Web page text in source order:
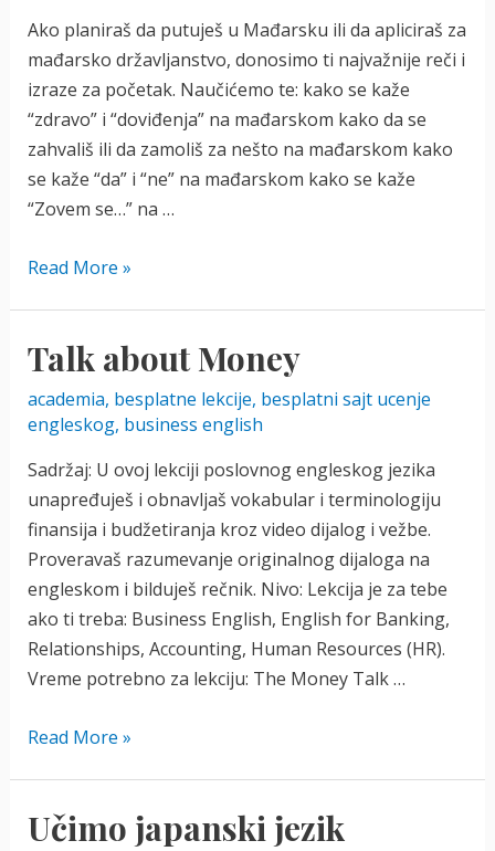
Ako planiraš da putuješ u Mađarsku ili da apliciraš za
mađarsko državljanstvo, donosimo ti najvažnije reči i
izraze za početak. Naučićemo te: kako se kaže
“zdravo” i “doviđenja” na mađarskom kako da se
zahvališ ili da zamoliš za nešto na mađarskom kako
se kaže “da” i “ne” na mađarskom kako se kaže
“Zovem se…” na …
Mađarski:
i
Read More »
Talk about Money
academia, besplatne lekcije, besplatni sajt ucenje
engleskog, business english
Sadržaj: U ovoj lekciji poslovnog engleskog jezika
unapređuješ i obnavljaš vokabular i terminologiju
finansija i budžetiranja kroz video dijalog i vežbe.
Proveravaš razumevanje originalnog dijaloga na
engleskom i bilduješ rečnik. Nivo: Lekcija je za tebe
ako ti treba: Business English, English for Banking,
Relationships, Accounting, Human Resources (HR).
Vreme potrebno za lekciju: The Money Talk …
Talk
Read More »
Učimo japanski jezik